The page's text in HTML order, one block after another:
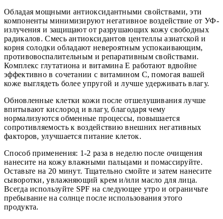
Обладая мощными антиоксидантными свойствами, эти
компоненты минимизируют негативное воздействие от УФ-
излучения и защищают от разрушающих кожу свободных
радикалов. Смесь антиоксидантов центеллы азиатской и
корня солодки обладают невероятным успокаивающим,
противовоспалительным и репаративным свойствами.
Комплекс глутатиона и витамина E работают вдвойне
эффективно в сочетании с витамином C, помогая вашей
коже выглядеть более упругой и лучше удерживать влагу.
Обновленные клетки кожи после отшелушивания лучше
впитывают кислород и влагу, благодаря чему
нормализуются обменные процессы, повышается
сопротивляемость к воздействию внешних негативных
факторов, улучшается питание клеток.
Способ применения: 1-2 раза в неделю после очищения
нанесите на кожу влажными пальцами и помассируйте.
Оставьте на 20 минут. Тщательно смойте и затем нанесите
сыворотки, увлажняющий крем и/или масло для лица.
Всегда используйте SPF на следующее утро и ограничьте
пребывание на солнце после использования этого
продукта.